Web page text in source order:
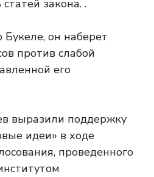
закона. .
он наберет
против слабой
его
выразили поддержку
идеи» в ходе
проведенного